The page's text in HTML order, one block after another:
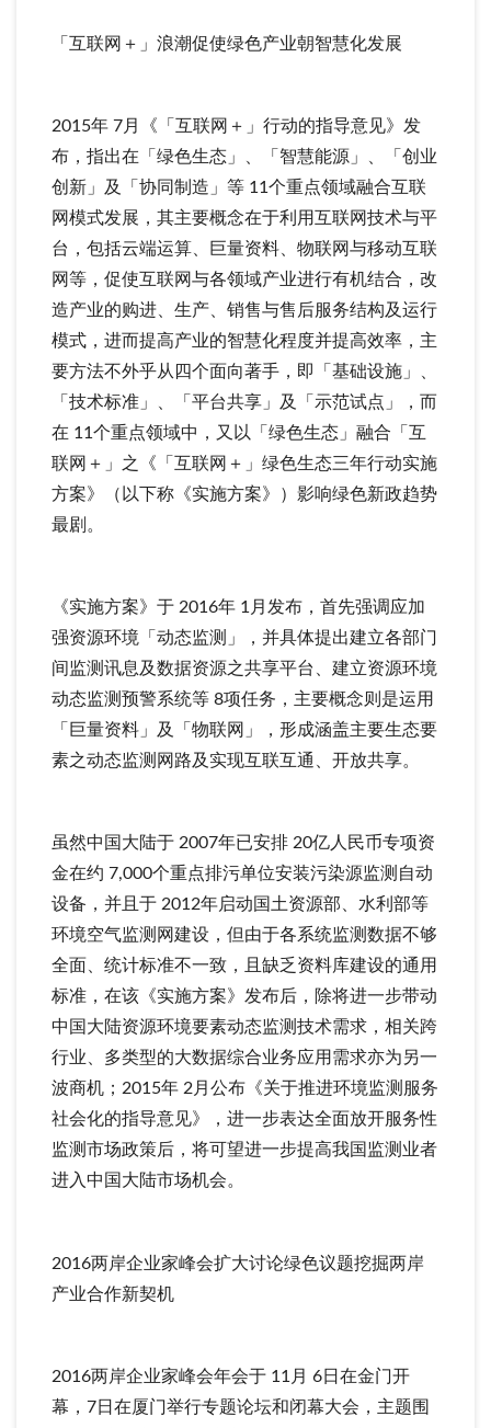
「互联网＋」浪潮促使绿色产业朝智慧化发展
2015年 7月《「互联网＋」行动的指导意见》发
布，指出在「绿色生态」、「智慧能源」、「创业
创新」及「协同制造」等 11个重点领域融合互联
网模式发展，其主要概念在于利用互联网技术与平
台，包括云端运算、巨量资料、物联网与移动互联
网等，促使互联网与各领域产业进行有机结合，改
造产业的购进、生产、销售与售后服务结构及运行
模式，进而提高产业的智慧化程度并提高效率，主
要方法不外乎从四个面向著手，即「基础设施」、
「技术标准」、「平台共享」及「示范试点」，而
在 11个重点领域中，又以「绿色生态」融合「互
联网＋」之《「互联网＋」绿色生态三年行动实施
方案》（以下称《实施方案》）影响绿色新政趋势
最剧。
《实施方案》于 2016年 1月发布，首先强调应加
强资源环境「动态监测」，并具体提出建立各部门
间监测讯息及数据资源之共享平台、建立资源环境
动态监测预警系统等 8项任务，主要概念则是运用
「巨量资料」及「物联网」，形成涵盖主要生态要
素之动态监测网路及实现互联互通、开放共享。
虽然中国大陆于 2007年已安排 20亿人民币专项资
金在约 7,000个重点排污单位安装污染源监测自动
设备，并且于 2012年启动国土资源部、水利部等
环境空气监测网建设，但由于各系统监测数据不够
全面、统计标准不一致，且缺乏资料库建设的通用
标准，在该《实施方案》发布后，除将进一步带动
中国大陆资源环境要素动态监测技术需求，相关跨
行业、多类型的大数据综合业务应用需求亦为另一
波商机；2015年 2月公布《关于推进环境监测服务
社会化的指导意见》，进一步表达全面放开服务性
监测市场政策后，将可望进一步提高我国监测业者
进入中国大陆市场机会。
2016两岸企业家峰会扩大讨论绿色议题挖掘两岸
产业合作新契机
2016两岸企业家峰会年会于 11月 6日在金门开
幕，7日在厦门举行专题论坛和闭幕大会，主题围